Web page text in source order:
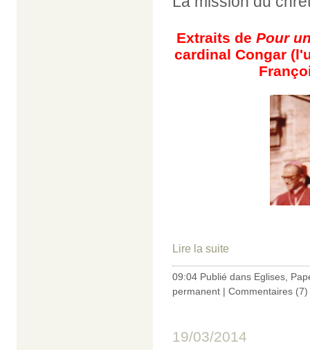
Extraits de Pour
cardinal Congar (l'
Lire la suite
09:04 Publié dans Eglises,
permanent | Commentaires (7)
19/03/2014